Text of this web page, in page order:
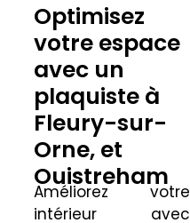
Optimisez
votre espace
avec un
plaquiste à
Fleury-sur-
Orne, et
Ouistreham
Améliorez votre
intérieur avec